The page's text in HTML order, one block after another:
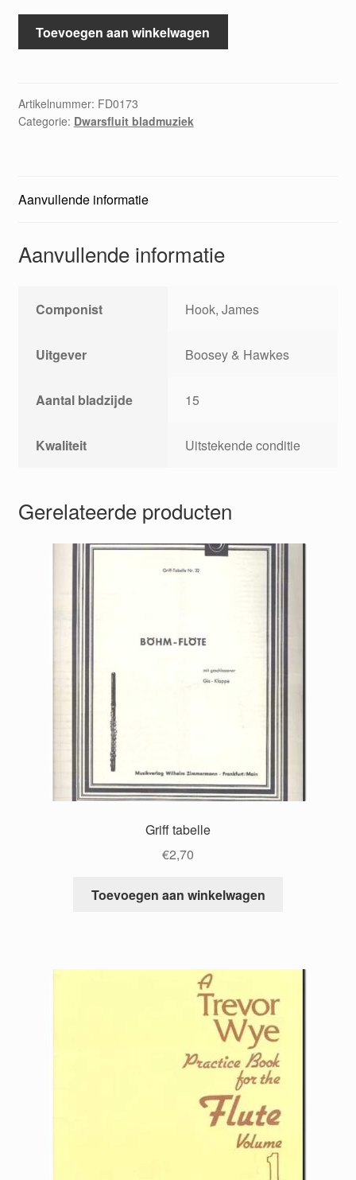
Sonata
no.4
(3
Toevoegen aan winkelwagen
Artikelnummer: FD0173
Categorie: Dwarsfluit bladmuziek
Aanvullende informatie
Aanvullende informatie
Componist Hook, James
Uitgever Boosey & Hawkes
Aantal bladzijde 15
Kwaliteit Uitstekende conditie
Gerelateerde producten
Griff tabelle
€2,70
Toevoegen aan winkelwagen